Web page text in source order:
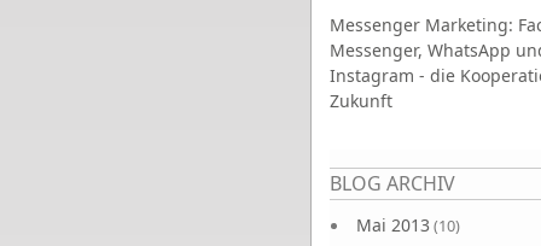
Messenger Marketing:
Messenger, WhatsApp
Instagram - die
Zukunft
BLOG ARCHIV
Mai 2013 (10)
Seiten